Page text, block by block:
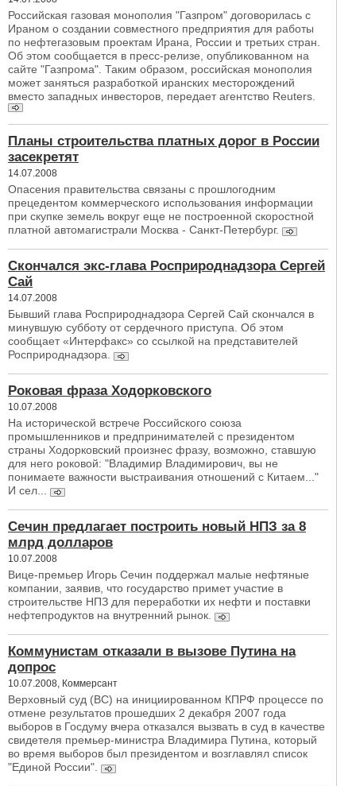
Российская газовая монополия "Газпром" договорилась с
Ираном о создании совместного предприятия для работы
по нефтегазовым проектам Ирана, России и третьих стран.
Об этом сообщается в пресс-релизе, опубликованном на
сайте "Газпрома". Таким образом, российская монополия
может заняться разработкой иранских месторождений
вместо западных инвесторов, передает агентство Reuters.
Планы строительства платных дорог в России
засекретят
14.07.2008
Опасения правительства связаны с прошлогодним
прецедентом коммерческого использования информации
при скупке земель вокруг еще не построенной скоростной
платной автомагистрали Москва - Санкт-Петербург.
Скончался экс-глава Росприроднадзора Сергей
Сай
14.07.2008
Бывший глава Росприроднадзора Сергей Сай скончался в
минувшую субботу от сердечного приступа. Об этом
сообщает «Интерфакс» со ссылкой на представителей
Росприроднадзора.
Роковая фраза Ходорковского
10.07.2008
На исторической встрече Российского союза
промышленников и предпринимателей с президентом
страны Ходорковский произнес фразу, возможно, ставшую
для него роковой: "Владимир Владимирович, вы не
понимаете важности выстраивания отношений с Китаем..."
И сел...
Сечин предлагает построить новый НПЗ за 8
млрд долларов
10.07.2008
Вице-премьер Игорь Сечин поддержал малые нефтяные
компании, заявив, что государство примет участие в
строительстве НПЗ для переработки их нефти и поставки
нефтепродуктов на внутренний рынок.
Коммунистам отказали в вызове Путина на
допрос
10.07.2008, Коммерсант
Верховный суд (ВС) на инициированном КПРФ процессе по
отмене результатов прошедших 2 декабря 2007 года
выборов в Госдуму вчера отказался вызвать в суд в качестве
свидетеля премьер-министра Владимира Путина, который
во время выборов был президентом и возглавлял список
"Единой России".